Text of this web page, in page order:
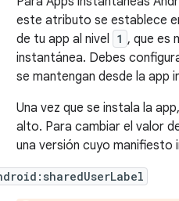
este atributo se establece
de tu app al nivel 1 , que es
instantánea. Debes
se mantengan desde la app
Una vez que se instala la
alto. Para cambiar el valor
una versión cuyo manifiesto